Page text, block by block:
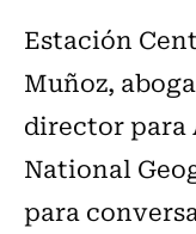
Estación
Muñoz,
director para
National
para